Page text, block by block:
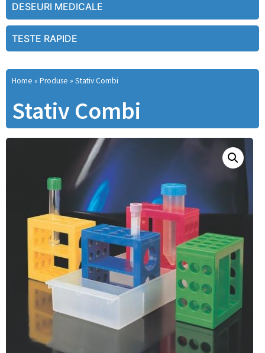
DESEURI MEDICALE
TESTE RAPIDE
Home » Produse » Stativ Combi
Stativ Combi